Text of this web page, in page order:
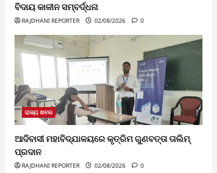
ବିଦାୟ କାଳୀନ ସମ୍ବର୍ଦ୍ଧନା
RAJDHANI REPORTER 02/08/2026 0
ରାଜ୍ୟ ଖବର
ଆଦିବାସୀ ମହାବିଦ୍ଯାଳୟରେ କୃତ୍ରିମ ଗୁଣବତ୍ତା ତାଲିମ୍
ପ୍ରଦାନ
RAJDHANI REPORTER 02/08/2026 0